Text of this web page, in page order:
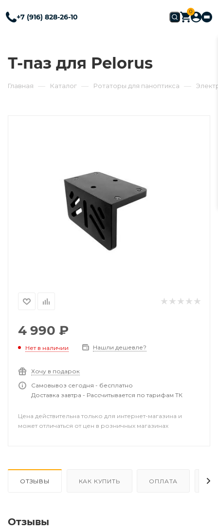
+7 (916) 828-26-10
0
Т-паз для Pelorus
Главная — Каталог — Ротаторы для паноптикса —
4 990 ₽
Нет в наличии Нашли дешевле?
Хочу в подарок
Самовывоз сегодня - бесплатно
Доставка завтра - Рассчитывается по тарифам ТК
Цена действительна только для интернет-магазина и
может отличаться от цен в розничных магазинах
ОТЗЫВЫ КАК КУПИТЬ ОПЛАТА
Отзывы